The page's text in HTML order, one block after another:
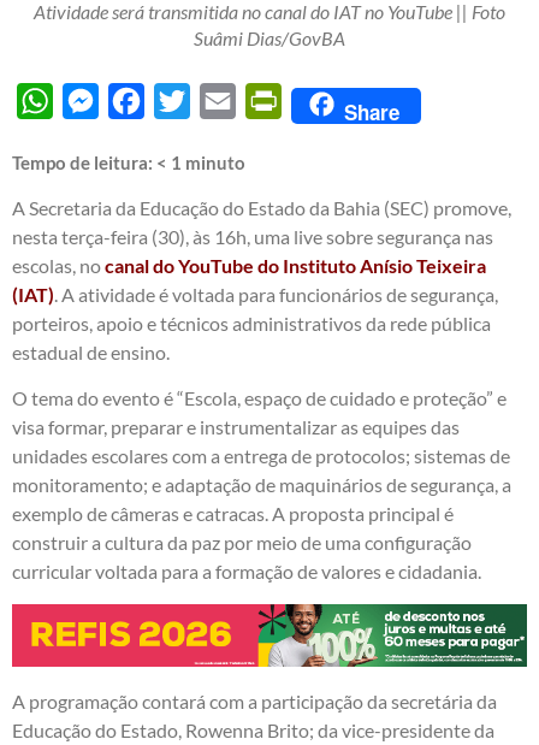
Atividade será transmitida no canal do IAT no YouTube || Foto
Suâmi Dias/GovBA
WhatsAppMessengerFacebook
Twitter Email PrintFriendly
Share
Tempo de leitura: < 1 minuto
A Secretaria da Educação do Estado da Bahia (SEC) promove,
nesta terça-feira (30), às 16h, uma live sobre segurança nas
escolas, nocanal do YouTube do Instituto Anísio Teixeira
(IAT) . A atividade é voltada para funcionários de segurança,
porteiros, apoio e técnicos administrativos da rede pública
estadual de ensino.
O tema do evento é “Escola, espaço de cuidado e proteção” e
visa formar, preparar e instrumentalizar as equipes das
unidades escolares com a entrega de protocolos; sistemas de
monitoramento; e adaptação de maquinários de segurança, a
exemplo de câmeras e catracas. A proposta principal é
construir a cultura da paz por meio de uma configuração
curricular voltada para a formação de valores e cidadania.
A programação contará com a participação da secretária da
Educação do Estado, Rowenna Brito; da vice-presidente da